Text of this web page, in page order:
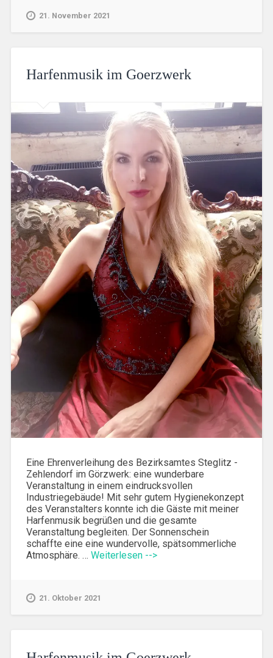
21. November 2021
Harfenmusik im Goerzwerk
Eine Ehrenverleihung des Bezirksamtes Steglitz -
Zehlendorf im Görzwerk: eine wunderbare
Veranstaltung in einem eindrucksvollen
Industriegebäude! Mit sehr gutem Hygienekonzept
des Veranstalters konnte ich die Gäste mit meiner
Harfenmusik begrüßen und die gesamte
Veranstaltung begleiten. Der Sonnenschein
schaffte eine eine wundervolle, spätsommerliche
Atmosphäre. … Weiterlesen -->
21. Oktober 2021